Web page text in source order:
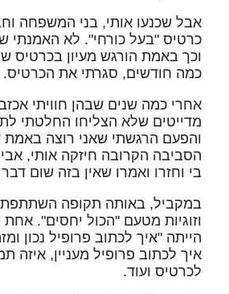
אבל שכנעו אותי, בני המשפחה
כרטיס "בעל כורחי". לא האמנתי
וכך באמת הורגש מעיון בכרטיס
כמה חודשים, סגרתי את הכרטיס.
אחרי כמה שנים שבהן חוויתי
מדייטים שלא הצליחו החלטתי
והפעם הרגשתי שאני רוצה באמת
הסביבה הקרובה חיזקה אותי, אבי
בי וחזרו ואמרו שאין בזה שום
במקביל, באותה תקופה
וזוגיות מטעם "הכול יחסים".
הייתה "איך לכתוב פרופיל נכון
איך לכתוב פרופיל מעניין, איזה
לכרטיס ועוד.